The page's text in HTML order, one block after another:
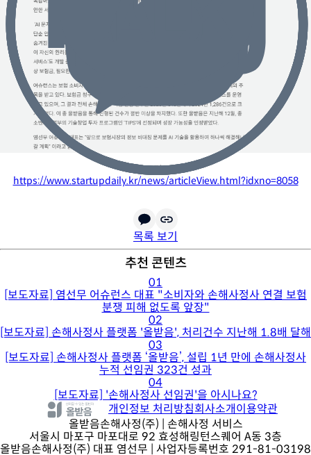
참고링크 |
https://www.startupdaily.kr/news/articleView.html?idxno=8058
목록 보기
추천 콘텐츠
01
[보도자료] 염선무 어슈런스 대표 "소비자와 손해사정사 연결 보험
분쟁 피해 없도록 앞장"
02
[보도자료] 손해사정사 플랫폼 '올받음', 처리건수 지난해 1.8배 달해
03
[보도자료] 손해사정사 플랫폼 ‘올받음’, 설립 1년 만에 손해사정사
누적 선임권 323건 성과
04
[보도자료] '손해사정사 선임권'을 아시나요?
개인정보 처리방침회사소개이용약관
올받음손해사정(주) | 손해사정 서비스
서울시 마포구 마포대로 92 효성해링턴스퀘어 A동 3층
올받음손해사정(주) 대표 염선무 | 사업자등록번호 291-81-03198